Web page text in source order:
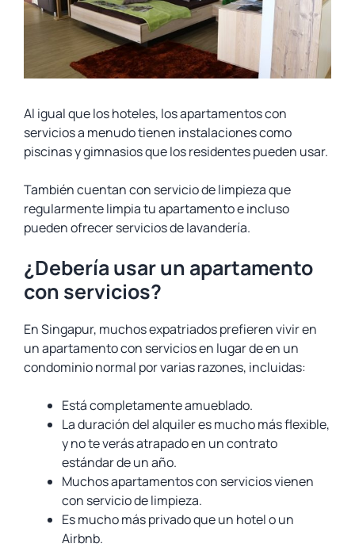
Al igual que los hoteles, los apartamentos con
servicios a menudo tienen instalaciones como
piscinas y gimnasios que los residentes pueden usar.
También cuentan con servicio de limpieza que
regularmente limpia tu apartamento e incluso
pueden ofrecer servicios de lavandería.
¿Debería usar un apartamento
con servicios?
En Singapur, muchos expatriados prefieren vivir en
un apartamento con servicios en lugar de en un
condominio normal por varias razones, incluidas:
Está completamente amueblado.
La duración del alquiler es mucho más flexible,
y no te verás atrapado en un contrato
estándar de un año.
Muchos apartamentos con servicios vienen
con servicio de limpieza.
Es mucho más privado que un hotel o un
Airbnb.